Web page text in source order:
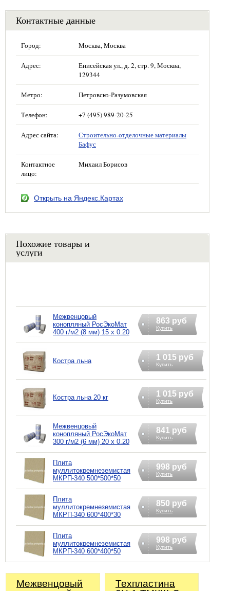
Контактные данные
Город: Москва, Москва
Адрес:
Енисейская ул., д. 2, стр. 9, Москва,
129344
Метро: Петровско-Разумовская
Телефон: +7 (495) 989-20-25
Адрес сайта:
Строительно-отделочные материалы
Бафус
Контактное
лицо:
Михаил Борисов
Открыть на Яндекс.Картах
Похожие товары и
услуги
Межвенцовый
конопляный РосЭкоМат
400 г/м2 (8 мм) 15 х 0.20
863 руб
Купить
Костра льна 1 015 руб
Купить
Костра льна 20 кг 1 015 руб
Купить
Межвенцовый
конопляный РосЭкоМат
300 г/м2 (6 мм) 20 х 0.20
841 руб
Купить
Плита
муллитокремнеземистая
МКРП-340 500*500*50
998 руб
Купить
Плита
муллитокремнеземистая
МКРП-340 600*400*30
850 руб
Купить
Плита
муллитокремнеземистая
МКРП-340 600*400*50
998 руб
Купить
Межвенцовый
Техпластина